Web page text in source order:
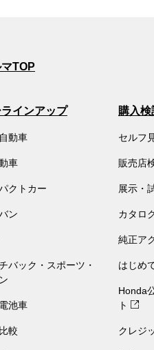
TOP
ラインアップ
動車
車
クトカー
ン
バック・スポーツ・
池車
較
購入
セルフ
販売店
展示・
カタロ
純正ア
はじめ
Honda
ト
クレジ